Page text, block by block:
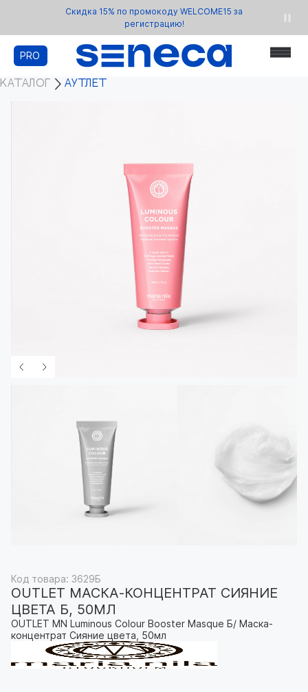
Скидка 15% по промокоду WELCOME15 за
регистрацию!
PRO
КАТАЛОГ АУТЛЕТ
Код товара: 3629Б
OUTLET МАСКА-КОНЦЕНТРАТ СИЯНИЕ
ЦВЕТА Б, 50МЛ
OUTLET MN Luminous Colour Booster Masque Б/ Маска-
концентрат Сияние цвета, 50мл